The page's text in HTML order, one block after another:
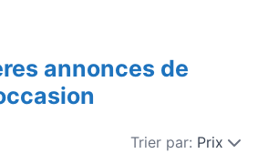
annonces de
Trier par: Prix